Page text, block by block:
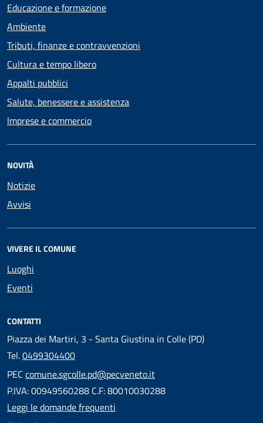
Educazione e formazione
Ambiente
Tributi, finanze e contravvenzioni
Cultura e tempo libero
Appalti pubblici
Salute, benessere e assistenza
Imprese e commercio
NOVITÀ
Notizie
Avvisi
VIVERE IL COMUNE
Luoghi
Eventi
CONTATTI
Piazza dei Martiri, 3 - Santa Giustina in Colle (PD)
Tel.0499304400
PEC comune.sgcolle.pd@pecveneto.it
P.IVA: 00949560288 C.F: 80010030288
Leggi le domande frequenti